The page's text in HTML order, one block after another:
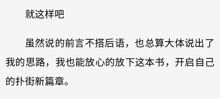
就这样吧
虽然说的前言不搭后语，也总算大体说出了
我的思路，我也能放心的放下这本书，开启自己
的扑街新篇章。